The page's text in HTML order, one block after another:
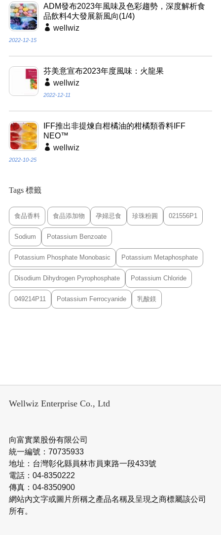
ADM發布2023年風味及色彩趨勢，深度解析食
品飲料4大發展新風向(1/4)
wellwiz
2022-12-15
芬美意宣布2023年度風味：火龍果
wellwiz
2022-12-11
IFF推出非提煉自柑橘油的柑橘類香料IFF
NEO™
wellwiz
2022-10-25
Tags 標籤
食品香料 食品添加物 孕婦忌食 珍珠粉圓 021556P1
Sodium Potassium Benzoate
Potassium Phosphate Monobasic Potassium Metaphosphate
Disodium Dihydrogen Pyrophosphate Potassium Chloride
049214P11 Potassium Ferrocyanide 乳酸鎂
Wellwiz Enterprise Co., Ltd
向富實業股份有限公司
統一編號：70735933
地址：台灣彰化縣員林市員東路一段433號
電話：04-8350222
傳真：04-8350900
網站內文字或圖片所稱之產品名稱及呈現之商標屬該公司
所有。